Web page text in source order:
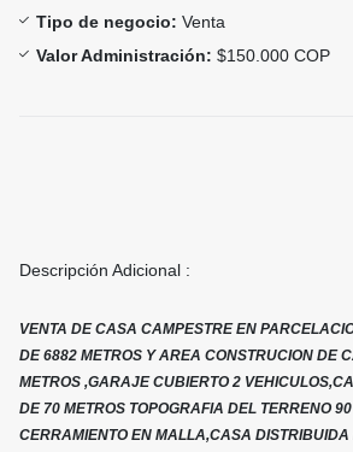
Tipo de negocio: Venta
Valor Administración: $150.000 COP
Descripción Adicional :
VENTA DE CASA CAMPESTRE EN
DE 6882 METROS Y AREA CONSTRUCION DE
METROS ,GARAJE CUBIERTO 2
DE 70 METROS TOPOGRAFIA DEL TERRENO
CERRAMIENTO EN MALLA,CASA